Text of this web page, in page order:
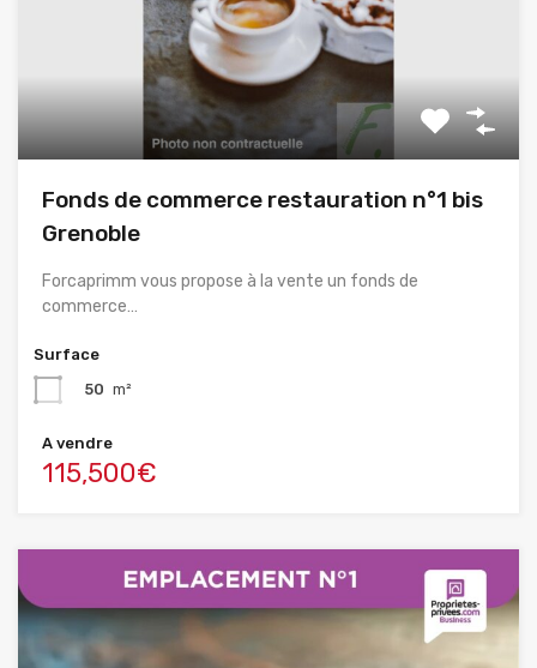
Fonds de commerce restauration n°1 bis
Grenoble
Forcaprimm vous propose à la vente un fonds de
commerce…
Surface
50 m²
A vendre
115,500€